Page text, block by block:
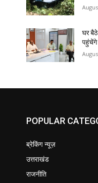
घर बैठे
POPULAR
ब्रेकिंग न्यूज़
उत्तराखंड
राजनीति